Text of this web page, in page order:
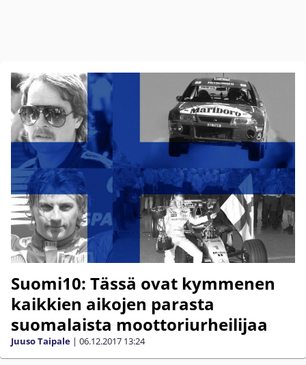
Suomi10: Tässä ovat kymmenen
kaikkien aikojen parasta
suomalaista moottoriurheilijaa
Juuso Taipale | 06.12.2017 13:24